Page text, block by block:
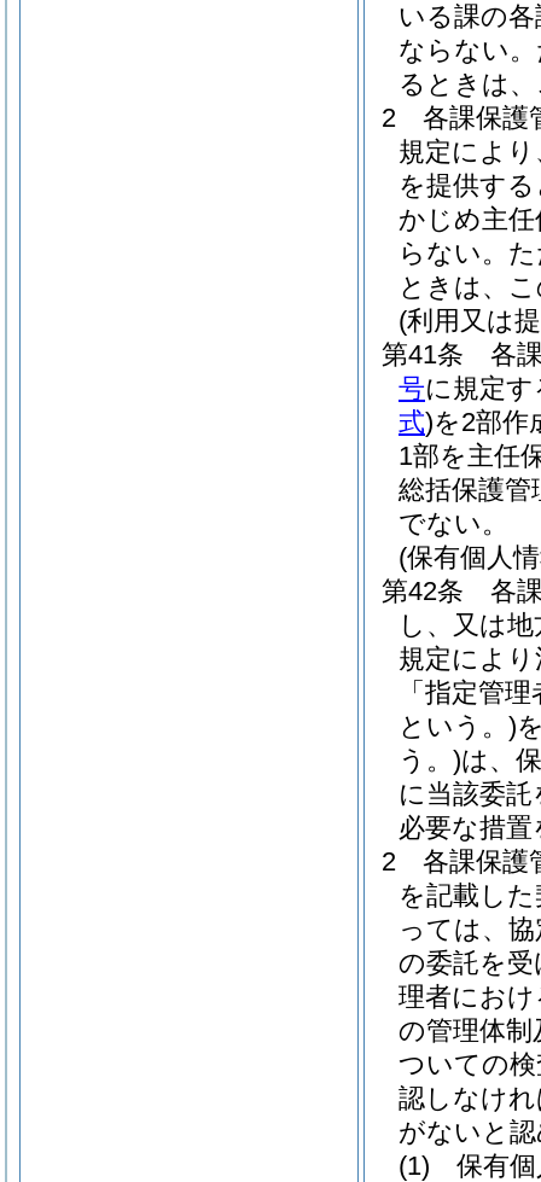
いる課の
ならない。
るときは
2
各課保護
規定によ
を提供す
かじめ主
らない。
ときは、
(利用又は
第41条
各
号に規定
式)を2部作
1部を主任
総括保護
でない。
(保有個人
第42条
各
し、又は
規定によ
「指定管
という。)
う。)は、
に当該委
必要な措
2
各課保護
を記載し
っては、
の委託を
理者にお
の管理体
ついての
認しなけ
がないと
(1)
保有